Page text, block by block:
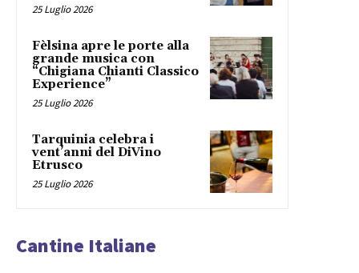
25 Luglio 2026
Fèlsina apre le porte alla
grande musica con
“Chigiana Chianti Classico
Experience”
25 Luglio 2026
Tarquinia celebra i
vent’anni del DiVino
Etrusco
25 Luglio 2026
Cantine Italiane